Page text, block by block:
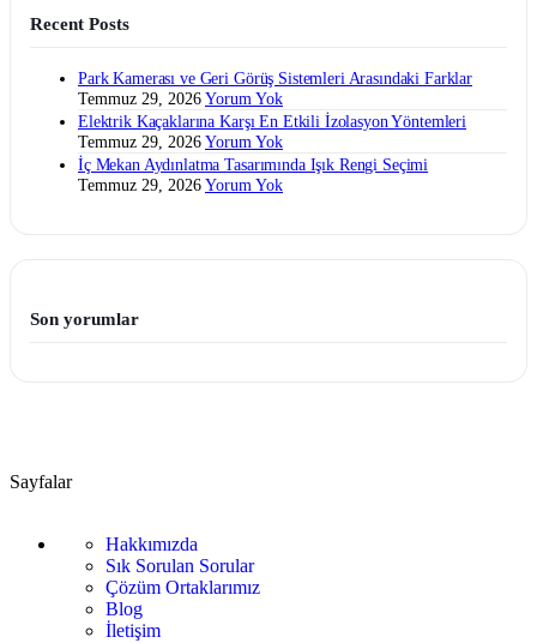
Recent Posts
Park Kamerası ve Geri Görüş Sistemleri Arasındaki Farklar
Temmuz 29, 2026 Yorum Yok
Elektrik Kaçaklarına Karşı En Etkili İzolasyon Yöntemleri
Temmuz 29, 2026 Yorum Yok
İç Mekan Aydınlatma Tasarımında Işık Rengi Seçimi
Temmuz 29, 2026 Yorum Yok
Son yorumlar
Sayfalar
Hakkımızda
Sık Sorulan Sorular
Çözüm Ortaklarımız
Blog
İletişim